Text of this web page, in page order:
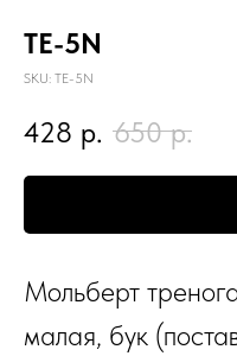
TE-5N
SKU: TE-5N
428 р. 650 р.
Мольберт
малая, бук